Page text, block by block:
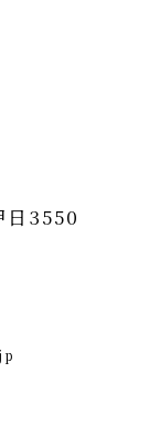
日3550